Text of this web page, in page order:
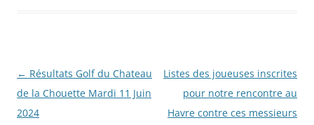
Navigation
des
articles
← Résultats Golf du Chateau
de la Chouette Mardi 11 Juin
2024
Listes des joueuses inscrites
pour notre rencontre au
Havre contre ces messieurs